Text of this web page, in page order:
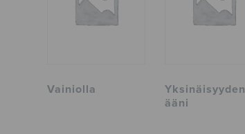
Vainiolla
Yksinäisyyden
ääni